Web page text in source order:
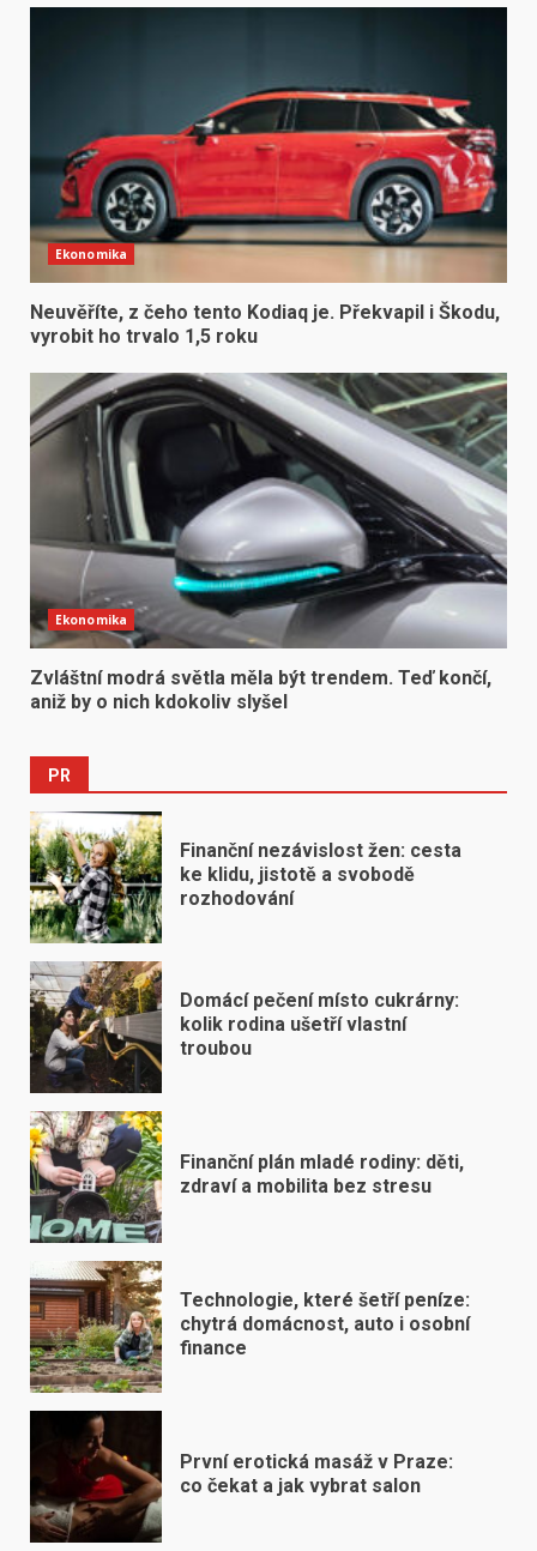
Ekonomika
Neuvěříte, z čeho tento Kodiaq je. Překvapil i Škodu,
vyrobit ho trvalo 1,5 roku
Ekonomika
Zvláštní modrá světla měla být trendem. Teď končí,
aniž by o nich kdokoliv slyšel
PR
Finanční nezávislost žen: cesta
ke klidu, jistotě a svobodě
rozhodování
Domácí pečení místo cukrárny:
kolik rodina ušetří vlastní
troubou
Finanční plán mladé rodiny: děti,
zdraví a mobilita bez stresu
Technologie, které šetří peníze:
chytrá domácnost, auto i osobní
finance
První erotická masáž v Praze:
co čekat a jak vybrat salon